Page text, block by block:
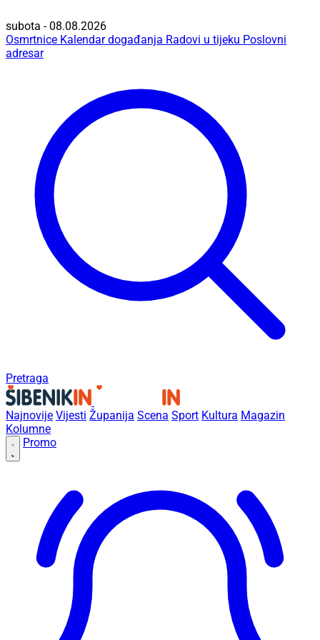
subota - 08.08.2026
Osmrtnice Kalendar događanja Radovi u tijeku Poslovni
adresar
Pretraga
Najnovije Vijesti Županija Scena Sport Kultura Magazin
Kolumne
Promo